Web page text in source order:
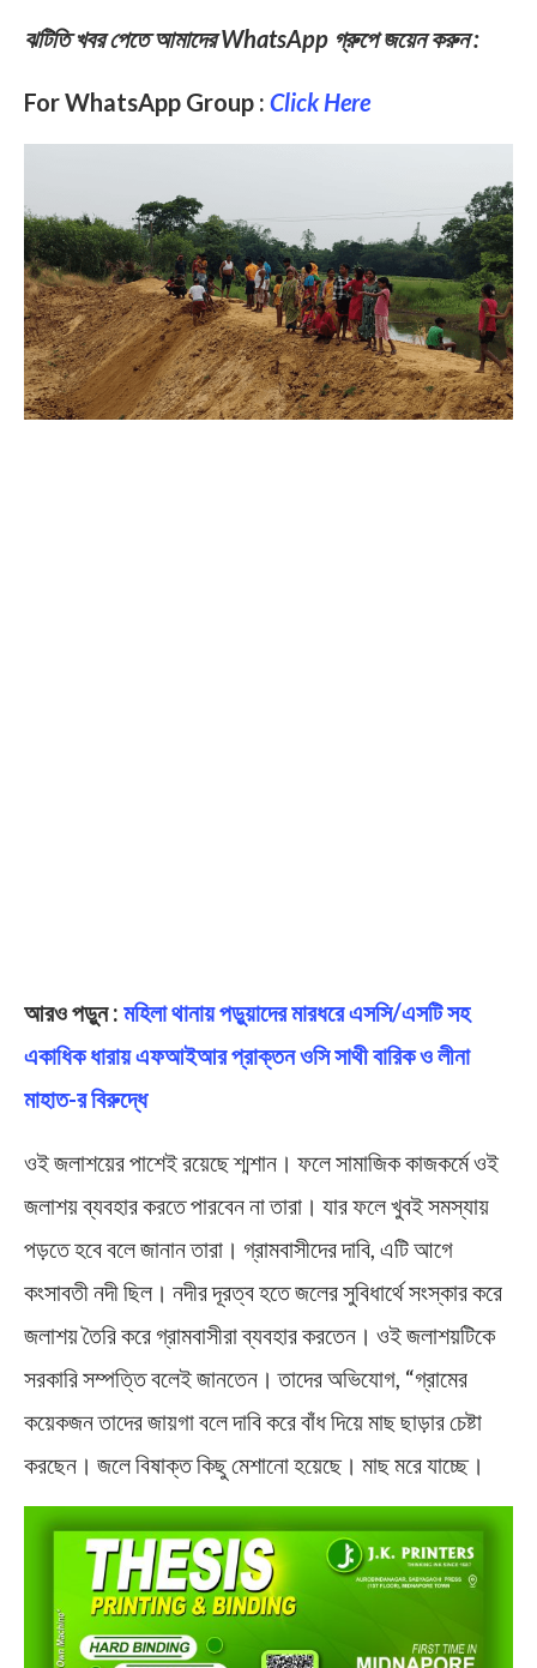
ঝটিতি খবর পেতে আমাদের WhatsApp গ্রুপে জয়েন করুন :
For WhatsApp Group : Click Here
আরও পড়ুন : মহিলা থানায় পড়ুয়াদের মারধরে এসসি/এসটি সহ
একাধিক ধারায় এফআইআর প্রাক্তন ওসি সাথী বারিক ও লীনা
মাহাত-র বিরুদ্ধে
ওই জলাশয়ের পাশেই রয়েছে শ্মশান। ফলে সামাজিক কাজকর্মে ওই
জলাশয় ব্যবহার করতে পারবেন না তারা। যার ফলে খুবই সমস্যায়
পড়তে হবে বলে জানান তারা। গ্রামবাসীদের দাবি, এটি আগে
কংসাবতী নদী ছিল। নদীর দূরত্ব হতে জলের সুবিধার্থে সংস্কার করে
জলাশয় তৈরি করে গ্রামবাসীরা ব্যবহার করতেন। ওই জলাশয়টিকে
সরকারি সম্পত্তি বলেই জানতেন। তাদের অভিযোগ, “গ্রামের
কয়েকজন তাদের জায়গা বলে দাবি করে বাঁধ দিয়ে মাছ ছাড়ার চেষ্টা
করছেন। জলে বিষাক্ত কিছু মেশানো হয়েছে। মাছ মরে যাচ্ছে।